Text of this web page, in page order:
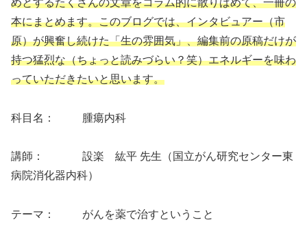
本にまとめます。このブログでは、インタビュアー（市
原）が興奮し続けた「生の雰囲気」、編集前の原稿だけが
持つ猛烈な（ちょっと読みづらい？笑）エネルギーを味わ
っていただきたいと思います。
科目名： 腫瘍内科
講師： 設楽 紘平 先生（国立がん研究センター東
病院消化器内科）
テーマ： がんを薬で治すということ